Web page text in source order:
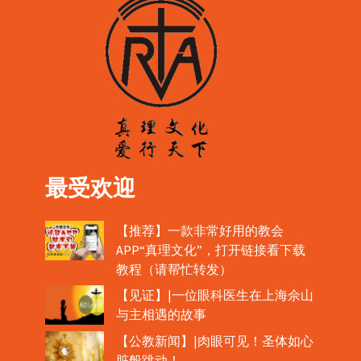
最受欢迎
【推荐】一款非常好用的教会
APP“真理文化”，打开链接看下载
教程（请帮忙转发）
【见证】|一位眼科医生在上海佘山
与主相遇的故事
【公教新闻】|肉眼可见！圣体如心